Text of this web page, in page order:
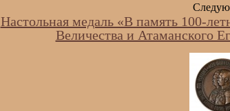
Настольная медаль «В память 100-
Величества и Атаманского